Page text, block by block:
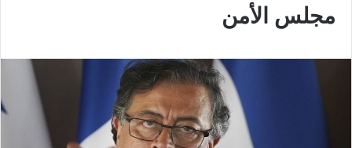
مجلس الأمن